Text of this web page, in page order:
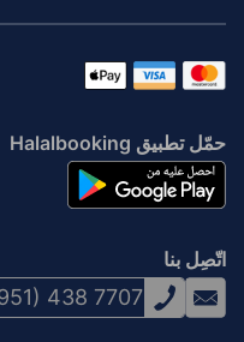
حمّل تطبيق Halalbooking
اتّصِل بنا
438 7707